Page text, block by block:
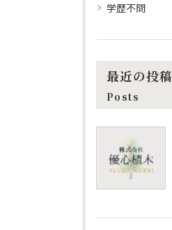
学歴不問
最近の投稿
Posts